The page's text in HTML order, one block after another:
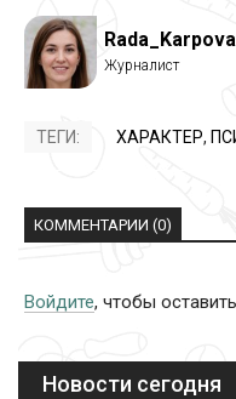
Rada_Karpova
ТЕГИ: ХАРАКТЕР,
КОММЕНТАРИИ (0)
Войдите, чтобы
Новости сегодня